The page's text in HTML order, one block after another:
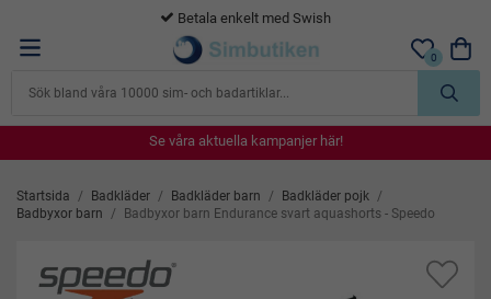
Betala enkelt med Swish
0
Se våra aktuella kampanjer här!
Se våra aktuella kampanjer här!
Se våra aktuella kampanjer här!
Se våra aktuella kampanjer här!
Startsida / Badkläder / Badkläder barn / Badkläder pojk /
Badbyxor barn
/ Badbyxor barn Endurance svart aquashorts - Speedo